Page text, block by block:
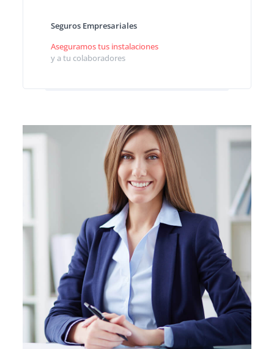
Seguros Empresariales
Aseguramos tus instalaciones
y a tu colaboradores